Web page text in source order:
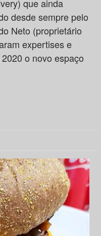
que ainda
desde sempre pelo
Neto (proprietário
expertises e
o novo espaço